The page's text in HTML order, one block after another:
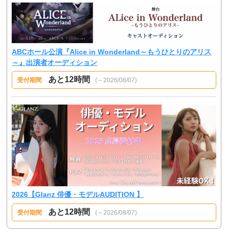
ABCホール公演『Alice in Wonderland～もうひとりのアリス
～』出演者オーディション
受付期間 あと12時間 (～2026/08/07)
2026【Glanz 俳優・モデルAUDITION 】
受付期間 あと12時間 (～2026/08/07)